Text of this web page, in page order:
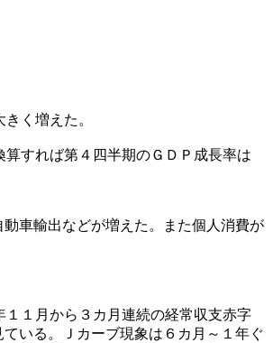
く増えた。
すれば第４四半期のＧＤＰ成長率は
車輸出などが増えた。また個人消費が
１月から３カ月連続の経常収支赤字
いる。Ｊカーブ現象は６カ月～１年ぐ